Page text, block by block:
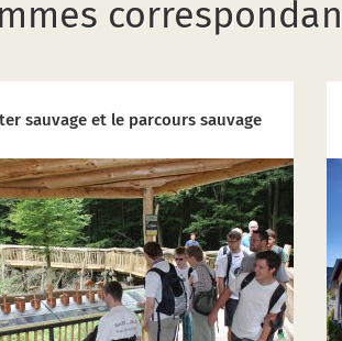
sauvage et le parcours sauvage